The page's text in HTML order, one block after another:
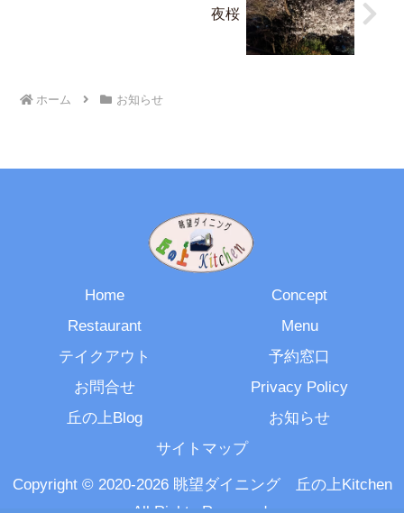
夜桜
ホーム お知らせ
Home
Concept
Restaurant
Menu
テイクアウト
予約窓口
お問合せ
Privacy Policy
丘の上Blog
お知らせ
サイトマップ
Copyright © 2020-2026 眺望ダイニング 丘の上Kitchen